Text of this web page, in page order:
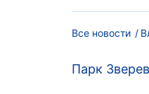
Все новости
Парк